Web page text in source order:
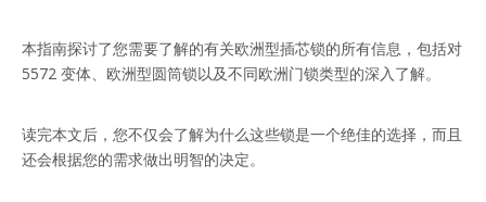
本指南探讨了您需要了解的有关欧洲型插芯锁的所有信息，包括对
5572 变体、欧洲型圆筒锁以及不同欧洲门锁类型的深入了解。
读完本文后，您不仅会了解为什么这些锁是一个绝佳的选择，而且
还会根据您的需求做出明智的决定。